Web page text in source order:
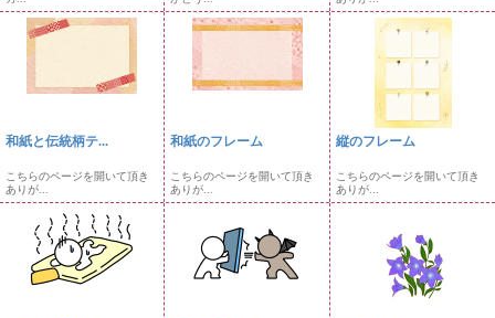
和紙と伝統柄テ...
こちらのページを開いて頂き
ありが...
和紙のフレーム
こちらのページを開いて頂き
ありが...
縦のフレーム
こちらのページを開いて頂き
ありが...